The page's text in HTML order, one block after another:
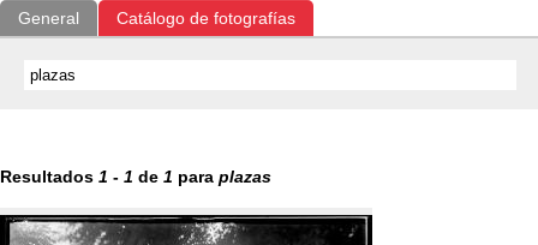
General Catálogo de fotografías
Resultados 1 - 1 de 1 para plazas